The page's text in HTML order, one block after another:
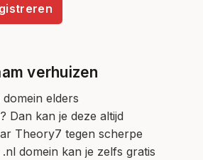
verhuizen
elders
Dan kan je deze altijd
Theory7 tegen scherpe
domein kan je zelfs gratis